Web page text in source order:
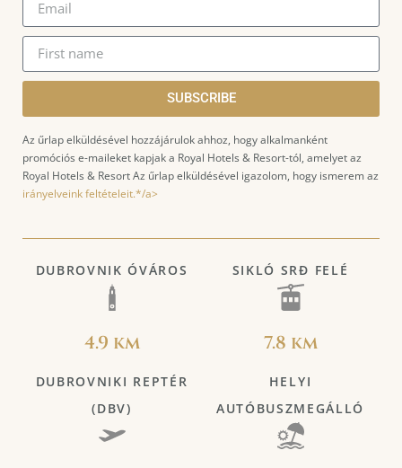
SUBSCRIBE
Az űrlap elküldésével hozzájárulok ahhoz, hogy alkalmanként
promóciós e-maileket kapjak a Royal Hotels & Resort-tól, amelyet az
Royal Hotels & Resort Az űrlap elküldésével igazolom, hogy ismerem az
irányelveink feltételeit.*/a>
DUBROVNIK ÓVÁROS
4.9 km
SIKLÓ SRĐ FELÉ
7.8 km
DUBROVNIKI REPTÉR
(DBV)
HELYI
AUTÓBUSZMEGÁLLÓ